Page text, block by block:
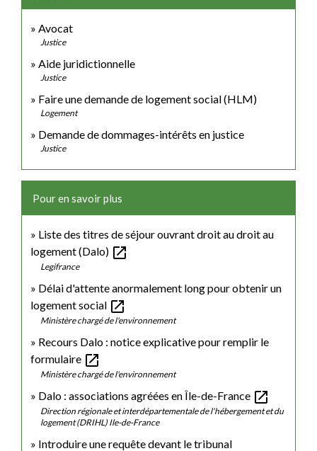
Avocat
Justice
Aide juridictionnelle
Justice
Faire une demande de logement social (HLM)
Logement
Demande de dommages-intérêts en justice
Justice
Pour en savoir plus
Liste des titres de séjour ouvrant droit au droit au
logement (Dalo) open_in_new
Legifrance
Délai d'attente anormalement long pour obtenir un
logement social open_in_new
Ministère chargé de l'environnement
Recours Dalo : notice explicative pour remplir le
formulaire open_in_new
Ministère chargé de l'environnement
Dalo : associations agréées en Île-de-France open_in_new
Direction régionale et interdépartementale de l'hébergement et du
logement (DRIHL) Ile-de-France
Introduire une requête devant le tribunal